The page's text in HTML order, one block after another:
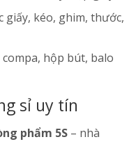
giấy, kéo, ghim, thước,
hộp bút, balo
sỉ uy tín
phẩm 5S – nhà